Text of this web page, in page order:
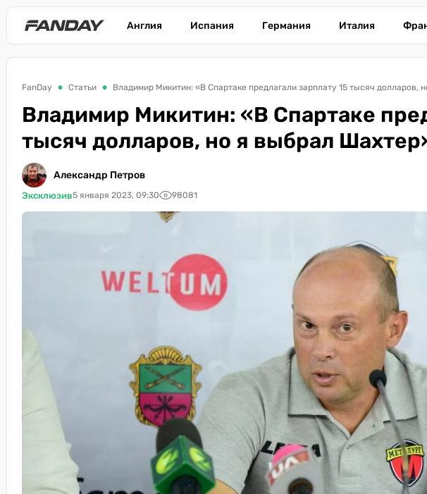
Англия Испания Германия Италия
FanDay Статьи Владимир Микитин: «В Спартаке предлагали зарплату 15 тысяч долларов,
Владимир Микитин: «В Спартаке
тысяч долларов, но я выбрал
Александр Петров
Эксклюзив5 января 2023, 09:30 98081